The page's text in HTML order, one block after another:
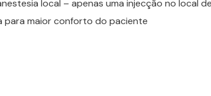
local – apenas uma injecção no local
para maior conforto do paciente